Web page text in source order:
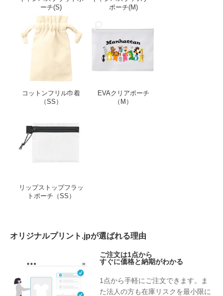
ーチ(S)
ポーチ(M)
コットンフリル巾着
（SS）
EVAクリアポーチ
（M）
リップストップフラッ
トポーチ（SS）
オリジナルプリント.jpが選ばれる理由
ご注文は1点から
すぐに価格と納期がわかる
1点から手軽にご注文できます。ま
た法人の方も在庫リスクを最小限に